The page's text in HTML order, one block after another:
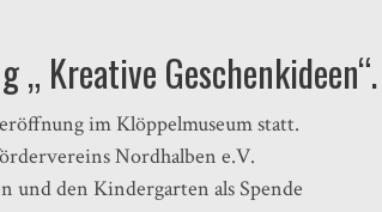
Kreative Geschenkideen“.
im Klöppelmuseum statt.
Nordhalben e.V.
und den Kindergarten als Spende